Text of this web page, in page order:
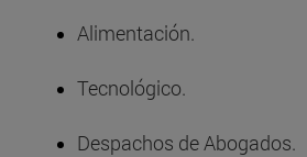
Alimentación.
Tecnológico.
Despachos de Abogados.